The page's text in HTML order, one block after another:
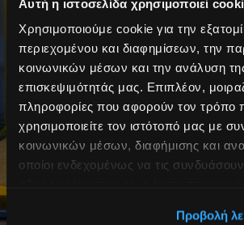
Αυτή η ιστοσελίδα χρησιμοποιεί
Χρησιμοποιούμε cookie για την
περιεχομένου και διαφημίσεων, την
κοινωνικών μέσων και την ανάλυση
επισκεψιμότητάς μας. Επιπλέον,
πληροφορίες που αφορούν τον τρόπο
χρησιμοποιείτε τον ιστότοπό μας με
κοινωνικών μέσων, διαφήμισης και
οποίοι ενδεχομένως να τις
Προβολή
Κλασικό
Γυμναστήριο
μηχανήματα δύναμης, cardio